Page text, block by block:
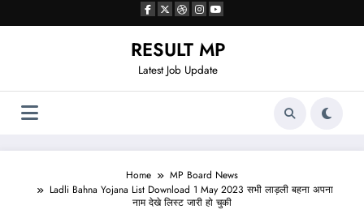
RESULT MP
Latest Job Update
Home
MP Board News
Ladli Bahna Yojana List Download 1 May 2023 सभी लाड़ली बहना अपना
नाम देखे लिस्ट जारी हो चुकी